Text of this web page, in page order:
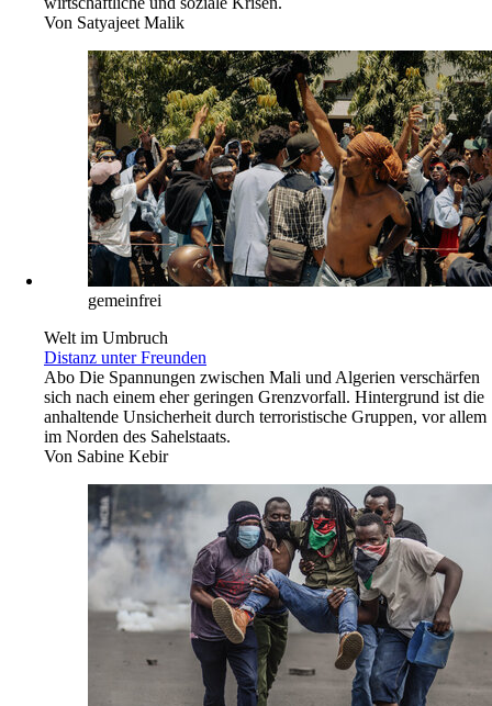
Von Satyajeet Malik
gemeinfrei
Welt im Umbruch
Distanz unter Freunden
Abo Die Spannungen zwischen Mali und Algerien verschärfen
sich nach einem eher geringen Grenzvorfall. Hintergrund ist die
anhaltende Unsicherheit durch terroristische Gruppen, vor allem
im Norden des Sahelstaats.
Von Sabine Kebir